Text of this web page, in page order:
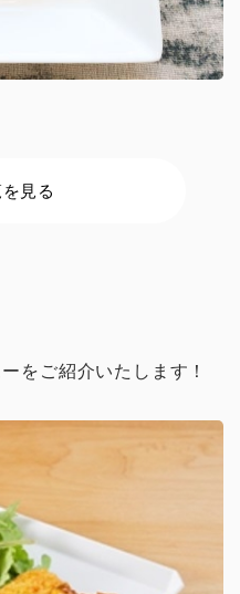
見る
をご紹介いたします！